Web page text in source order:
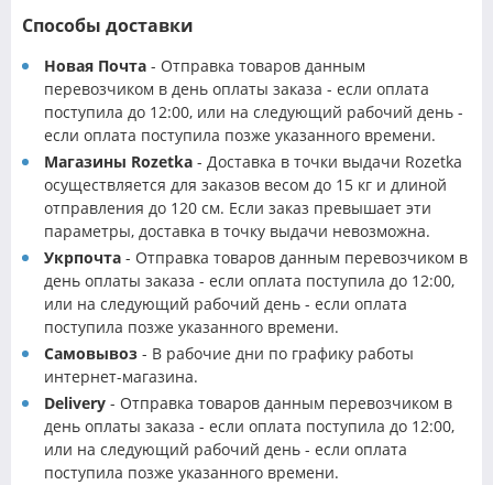
Способы доставки
Новая Почта - Отправка товаров данным
перевозчиком в день оплаты заказа - если оплата
поступила до 12:00, или на следующий рабочий день -
если оплата поступила позже указанного времени.
Магазины Rozetka - Доставка в точки выдачи Rozetka
осуществляется для заказов весом до 15 кг и длиной
отправления до 120 см. Если заказ превышает эти
параметры, доставка в точку выдачи невозможна.
Укрпочта - Отправка товаров данным перевозчиком в
день оплаты заказа - если оплата поступила до 12:00,
или на следующий рабочий день - если оплата
поступила позже указанного времени.
Самовывоз - В рабочие дни по графику работы
интернет-магазина.
Delivery - Отправка товаров данным перевозчиком в
день оплаты заказа - если оплата поступила до 12:00,
или на следующий рабочий день - если оплата
поступила позже указанного времени.